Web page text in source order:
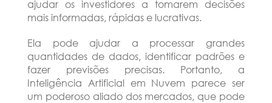
ajudar os investidores a tomarem decisões
mais informadas, rápidas e lucrativas.
Ela pode ajudar a processar grandes
quantidades de dados, identificar padrões e
fazer previsões precisas. Portanto, a
Inteligência Artificial em Nuvem parece ser
um poderoso aliado dos mercados, que pode